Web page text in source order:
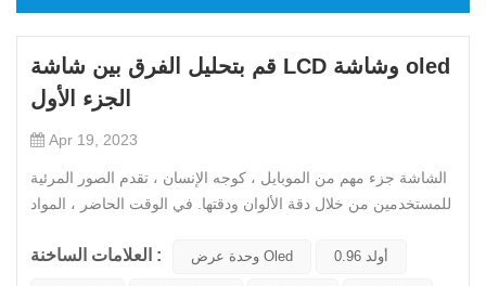
قم بتحليل الفرق بين شاشة LCD وشاشة oled
الجزء الأول
Apr 19, 2023
الشاشة جزء مهم من الموبايل ، كوجه الإنسان ، تقدم الصور المرئية
للمستخدمين من خلال دقة الألوان ودقتها. في الوقت الحاضر ، المواد
LCD التقليدية بتقنية ناضجة ، وشاشات OLED التي تستخدم أحدث
العلامات الساخنة : وحدة عرض Oled 0.96 أولد